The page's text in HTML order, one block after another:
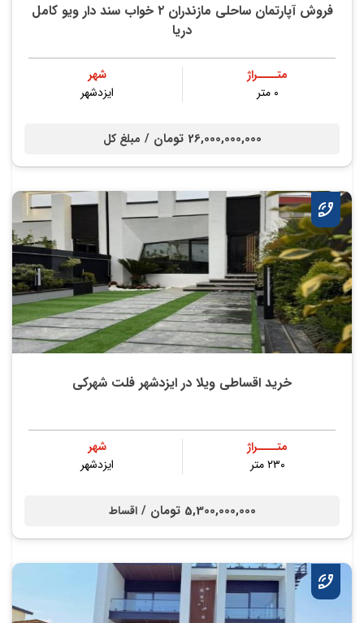
فروش آپارتمان ساحلی مازندران ۲ خواب سند دار ویو کامل
دریا
متــــراژ
۰ متر
شهر
ایزدشهر
26,000,000,000 تومان / مبلغ کل
خرید اقساطی ویلا در ایزدشهر فلت شهرکی
متــــراژ
۲۳۰ متر
شهر
ایزدشهر
5,300,000,000 تومان / اقساط